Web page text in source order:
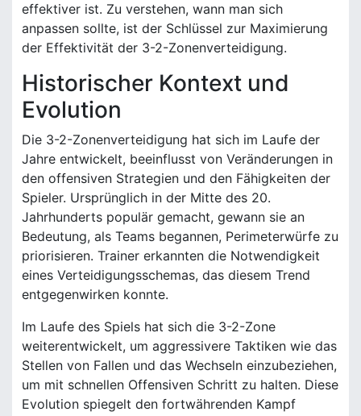
effektiver ist. Zu verstehen, wann man sich
anpassen sollte, ist der Schlüssel zur Maximierung
der Effektivität der 3-2-Zonenverteidigung.
Historischer Kontext und
Evolution
Die 3-2-Zonenverteidigung hat sich im Laufe der
Jahre entwickelt, beeinflusst von Veränderungen in
den offensiven Strategien und den Fähigkeiten der
Spieler. Ursprünglich in der Mitte des 20.
Jahrhunderts populär gemacht, gewann sie an
Bedeutung, als Teams begannen, Perimeterwürfe zu
priorisieren. Trainer erkannten die Notwendigkeit
eines Verteidigungsschemas, das diesem Trend
entgegenwirken konnte.
Im Laufe des Spiels hat sich die 3-2-Zone
weiterentwickelt, um aggressivere Taktiken wie das
Stellen von Fallen und das Wechseln einzubeziehen,
um mit schnellen Offensiven Schritt zu halten. Diese
Evolution spiegelt den fortwährenden Kampf